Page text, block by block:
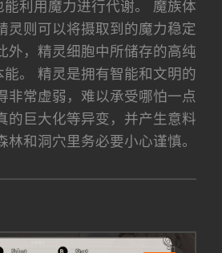
能利用魔力进行代谢。 魔族体
灵则可以将摄取到的魔力稳定
外，精灵细胞中所储存的高纯
。 精灵是拥有智能和文明的
非常虚弱，难以承受哪怕一点
的巨大化等异变，并产生意料
和洞穴里务必要小心谨慎。